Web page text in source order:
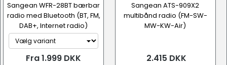
Sangean WFR-28BT bærbar
radio med Bluetooth (BT, FM,
DAB+, Internet radio)
Fra 1.999 DKK
Sangean ATS-909X2
multibånd radio (FM-SW-
MW-KW-Air)
2.415 DKK